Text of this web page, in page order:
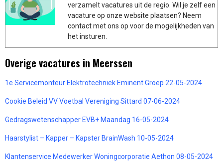
verzamelt vacatures uit de regio. Wil je zelf een
vacature op onze website plaatsen? Neem
contact met ons op voor de mogelijkheden van
het insturen.
Overige vacatures in Meerssen
1e Servicemonteur Elektrotechniek Eminent Groep 22-05-2024
Cookie Beleid VV Voetbal Vereniging Sittard 07-06-2024
Gedragswetenschapper EVB+ Maandag 16-05-2024
Haarstylist – Kapper – Kapster BrainWash 10-05-2024
Klantenservice Medewerker Woningcorporatie Aethon 08-05-2024